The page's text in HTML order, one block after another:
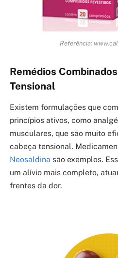
Referência:
Remédios
Tensional
Existem formulações que
princípios ativos, como
musculares, que são muito
cabeça tensional.
Neosaldina são exemplos.
um alívio mais completo,
frentes da dor.